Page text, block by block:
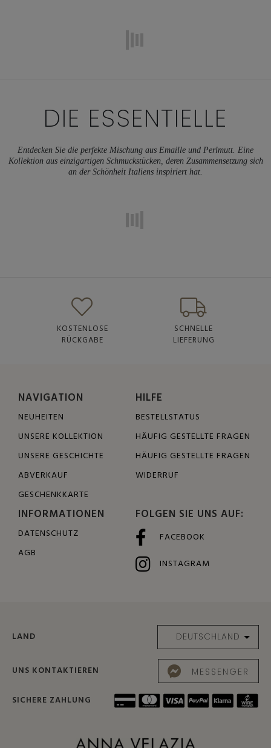
DIE ESSENTIELLE
Entdecken Sie die perfekte Mischung aus Emaille und Perlmutt. Eine
Kollektion aus einzigartigen Schmuckstücken, deren Zusammensetzung sich
an der Schönheit Italiens inspiriert hat.
KOSTENLOSE
RÜCKGABE
SCHNELLE
LIEFERUNG
NAVIGATION
NEUHEITEN
UNSERE KOLLEKTION
UNSERE GESCHICHTE
ABVERKAUF
GESCHENKKARTE
HILFE
BESTELLSTATUS
HÄUFIG GESTELLTE FRAGEN
HÄUFIG GESTELLTE FRAGEN
WIDERRUF
INFORMATIONEN
DATENSCHUTZ
AGB
FOLGEN SIE UNS AUF:
FACEBOOK
INSTAGRAM
LAND
UNS KONTAKTIEREN MESSENGER
SICHERE ZAHLUNG